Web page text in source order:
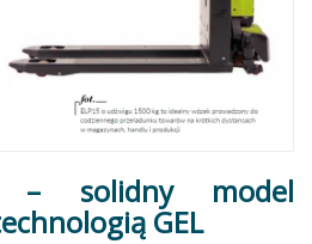
– solidny model
GEL